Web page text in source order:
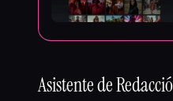
Asistente de